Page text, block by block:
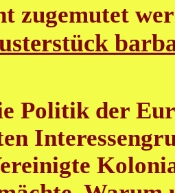
zugemutet
Politik der